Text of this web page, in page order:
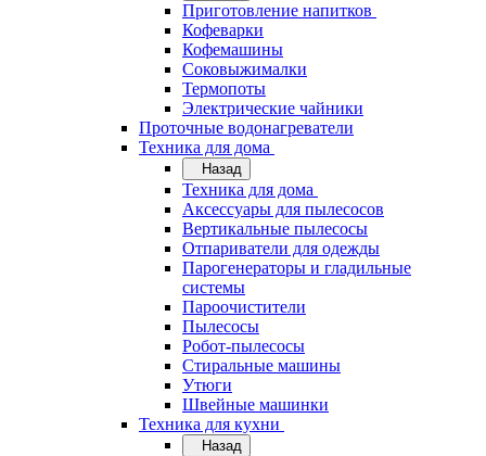
Приготовление напитков
Кофеварки
Кофемашины
Соковыжималки
Термопоты
Электрические чайники
Проточные водонагреватели
Техника для дома
Назад
Техника для дома
Аксессуары для пылесосов
Вертикальные пылесосы
Отпариватели для одежды
Парогенераторы и гладильные
системы
Пароочистители
Пылесосы
Робот-пылесосы
Стиральные машины
Утюги
Швейные машинки
Техника для кухни
Назад